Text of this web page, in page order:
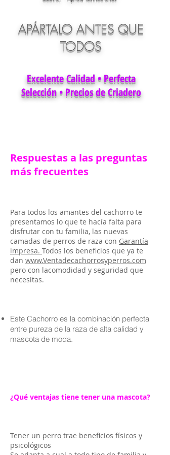
APÁRTALO ANTES QUE
TODOS
Excelente Calidad • Perfecta
Selección • Precios de Criadero
Respuestas a las preguntas
más frecuentes
Para todos los amantes del cachorro te
presentamos lo que te hacía falta para
disfrutar con tu familia, las nuevas
camadas de perros de raza con Garantía
impresa. Todos los beneficios que ya te
dan www.Ventadecachorrosyperros.com
pero con lacomodidad y seguridad que
necesitas.
Este Cachorro es la combinación perfecta
entre pureza de la raza de alta calidad y
mascota de moda.
¿Qué ventajas tiene tener una mascota?
Tener un perro trae beneficios físicos y
psicológicos